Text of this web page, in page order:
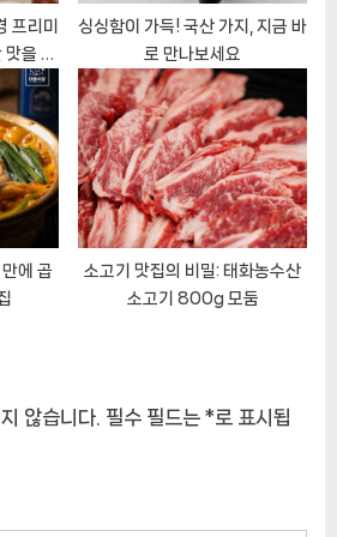
프리미
을 더
싱싱함이 가득! 국산 가지, 지금 바
로 만나보세요
에 곱
소고기 맛집의 비밀: 태화농수산
소고기 800g 모둠
않습니다. 필수 필드는 *로 표시됩